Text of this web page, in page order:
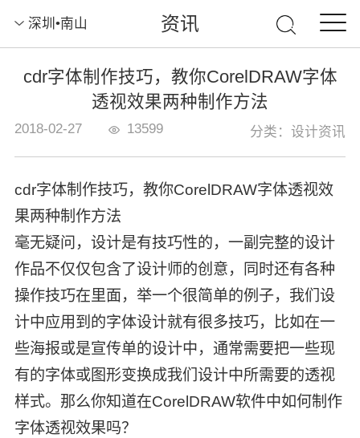
深圳•南山 资讯
cdr字体制作技巧，教你CorelDRAW字体
透视效果两种制作方法
2018-02-27 13599 分类：设计资讯
cdr字体制作技巧，教你CorelDRAW字体透视效
果两种制作方法
毫无疑问，设计是有技巧性的，一副完整的设计
作品不仅仅包含了设计师的创意，同时还有各种
操作技巧在里面，举一个很简单的例子，我们设
计中应用到的字体设计就有很多技巧，比如在一
些海报或是宣传单的设计中，通常需要把一些现
有的字体或图形变换成我们设计中所需要的透视
样式。那么你知道在CorelDRAW软件中如何制作
字体透视效果吗？